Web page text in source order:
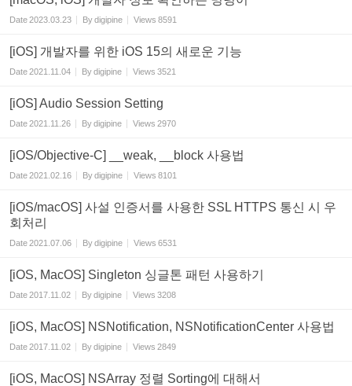
Date2023.03.23 Bydigipine Views 8591
[iOS] 개발자를 위한 iOS 15의 새로운 기능
Date2021.11.04 Bydigipine Views 3521
[iOS] Audio Session Setting
Date2021.11.26 Bydigipine Views 2970
[iOS/Objective-C] __weak, __block 사용법
Date2021.02.16 Bydigipine Views 8101
[iOS/macOS] 사설 인증서를 사용한 SSL HTTPS 통신 시 우
회처리
Date2021.07.06 Bydigipine Views 6531
[iOS, MacOS] Singleton 싱글톤 패턴 사용하기
Date2017.11.02 Bydigipine Views 3208
[iOS, MacOS] NSNotification, NSNotificationCenter 사용법
Date2017.11.02 Bydigipine Views 2849
[iOS, MacOS] NSArray 정렬 Sorting에 대해서